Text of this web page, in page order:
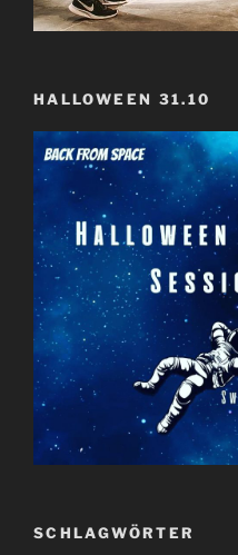
HALLOWEEN 31.10
SCHLAGWÖRTER